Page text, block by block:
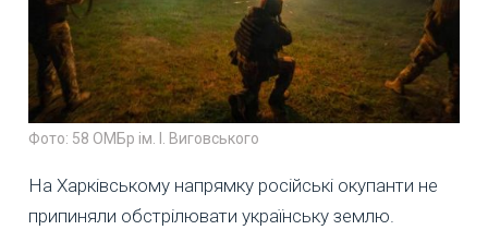
Фото: 58 ОМБр ім. І. Виговського
На Харківському напрямку російські окупанти не
припиняли обстрілювати українську землю.